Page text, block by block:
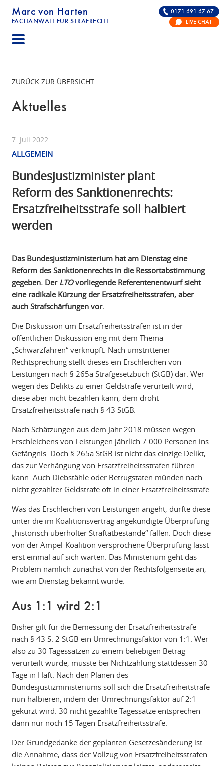
Marc von Harten
FACHANWALT FÜR STRAFRECHT
STRAFRECHT | RECHTSANWALT FÜR DIE
0171 691 67 67
LIVE CHAT
ZURÜCK ZUR ÜBERSICHT
Aktuelles
7. Juli 2022
ALLGEMEIN
Bundesjustizminister plant
Reform des Sanktionenrechts:
Ersatzfreiheitsstrafe soll halbiert
werden
Das Bundesjustizministerium hat am Dienstag eine
Reform des Sanktionenrechts in die Ressortabstimmung
gegeben. Der LTOvorliegende Referentenentwurf sieht
eine radikale Kürzung der Ersatzfreiheitsstrafen, aber
auch Strafschärfungen vor.
Die Diskussion um Ersatzfreiheitsstrafen ist in der
öffentlichen Diskussion eng mit dem Thema
„Schwarzfahren“ verknüpft. Nach umstrittener
Rechtsprechung stellt dieses ein Erschleichen von
Leistungen nach § 265a Strafgesetzbuch (StGB) dar. Wer
wegen des Delikts zu einer Geldstrafe verurteilt wird,
diese aber nicht bezahlen kann, dem droht
Ersatzfreiheitsstrafe nach § 43 StGB.
Nach Schätzungen aus dem Jahr 2018 müssen wegen
Erschleichens von Leistungen jährlich 7.000 Personen ins
Gefängnis. Doch § 265a StGB ist nicht das einzige Delikt,
das zur Verhängung von Ersatzfreiheitsstrafen führen
kann. Auch Diebstähle oder Betrugstaten münden nach
nicht gezahlter Geldstrafe oft in einer Ersatzfreiheitsstrafe.
Was das Erschleichen von Leistungen angeht, dürfte diese
unter die im Koalitionsvertrag angekündigte Überprüfung
„historisch überholter Straftatbestände“ fallen. Doch diese
von der Ampel-Koalition versprochene Überprüfung lässt
erst einmal auf sich warten. Das Ministerium geht das
Problem nämlich zunächst von der Rechtsfolgenseite an,
wie am Dienstag bekannt wurde.
Aus 1:1 wird 2:1
Bisher gilt für die Bemessung der Ersatzfreiheitsstrafe
nach § 43 S. 2 StGB ein Umrechnungsfaktor von 1:1. Wer
also zu 30 Tagessätzen zu einem beliebigen Betrag
verurteilt wurde, musste bei Nichtzahlung stattdessen 30
Tage in Haft. Nach den Plänen des
Bundesjustizministeriums soll sich die Ersatzfreiheitstrafe
nun halbieren, indem der Umrechnungsfaktor auf 2:1
gekürzt wird. 30 nicht gezahlte Tagessätze entsprechen
dann nur noch 15 Tagen Ersatzfreiheitsstrafe.
Der Grundgedanke der geplanten Gesetzesänderung ist
die Annahme, dass der Vollzug von Ersatzfreiheitsstrafen